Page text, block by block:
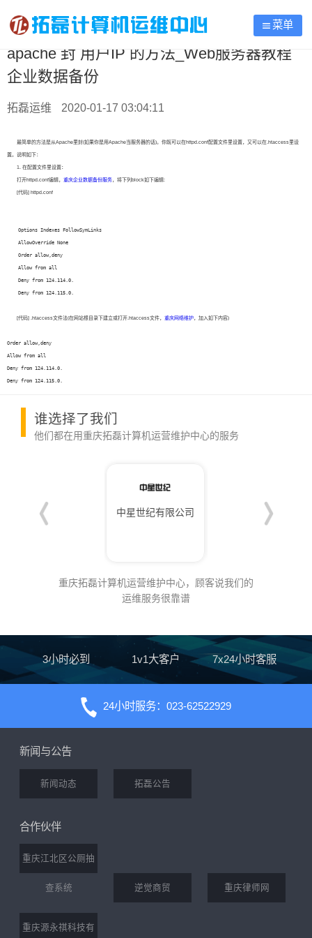
菜单
apache 封 用户IP 的方法_Web服务器教程
企业数据备份
拓磊运维 2020-01-17 03:04:11
最简单的方法是从Apache里封(如果你是用Apache当服务器的话)。你既可以在httpd.conf配置文件里设置，又可以在.htaccess里设
置。说明如下：
1. 在配置文件里设置：
打开httpd.conf编辑， 重庆企业数据备份服务 ，将下列block如下编辑:
[代码] httpd.conf
Options Indexes FollowSymLinks
AllowOverride None
Order allow,deny
Allow from all
Deny from 124.114.0.
Deny from 124.115.0.
[代码] .htaccess文件法(在网站根目录下建立或打开.htaccess文件， 重庆网络维护 ，加入如下内容)
Order allow,deny
Allow from all
Deny from 124.114.0.
Deny from 124.115.0.
谁选择了我们
他们都在用重庆拓磊计算机运营维护中心的服务
重庆鼎灵商贸有限公司 中星世纪有限公司 成都逆觉商贸有限公司
重庆拓磊计算机运营维护中心，顾客说我们的
运维服务很靠谱
3小时必到 1v1大客户 7x24小时客服
24小时服务：023-62522929
新闻与公告
新闻动态 拓磊公告
合作伙伴
重庆江北区公厕抽
查系统 逆觉商贸 重庆律师网
重庆源永祺科技有